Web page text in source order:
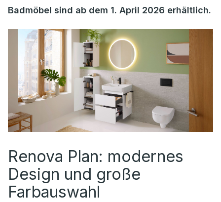
Badmöbel sind ab dem 1. April 2026 erhältlich.
Renova Plan: modernes
Design und große
Farbauswahl